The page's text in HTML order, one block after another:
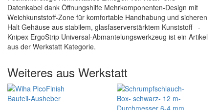
Datenkabel dank Öffnungshilfe Mehrkomponenten-Design mit
Weichkunststoff-Zone für komfortable Handhabung und sicheren
Halt Gehäuse aus stabilem, glasfaserverstärktem Kunststoff -
Knipex ErgoStrip Universal-Abmantelungswerkzeug ist ein Artikel
aus der Werkstatt Kategorie.
Weiteres aus Werkstatt